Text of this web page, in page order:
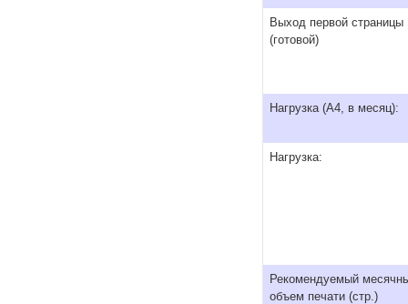
Выход первой страницы
(готовой)
Нагрузка (А4, в месяц):
Нагрузка:
Рекомендуемый
объем печати (стр.)